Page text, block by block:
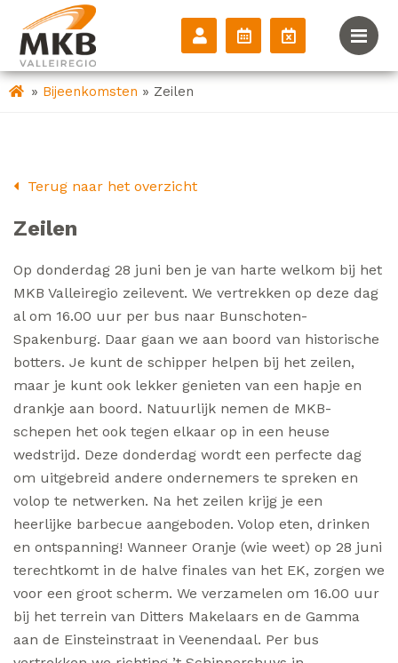
» Bijeenkomsten » Zeilen
Terug naar het overzicht
Zeilen
Op donderdag 28 juni ben je van harte welkom bij het
MKB Valleiregio zeilevent. We vertrekken op deze dag
al om 16.00 uur per bus naar Bunschoten-
Spakenburg. Daar gaan we aan boord van historische
botters. Je kunt de schipper helpen bij het zeilen,
maar je kunt ook lekker genieten van een hapje en
drankje aan boord. Natuurlijk nemen de MKB-
schepen het ook tegen elkaar op in een heuse
wedstrijd. Deze donderdag wordt een perfecte dag
om uitgebreid andere ondernemers te spreken en
volop te netwerken. Na het zeilen krijg je een
heerlijke barbecue aangeboden. Volop eten, drinken
en ontspanning! Wanneer Oranje (wie weet) op 28 juni
terechtkomt in de halve finales van het EK, zorgen we
voor een groot scherm. We verzamelen om 16.00 uur
bij het terrein van Ditters Makelaars en de Gamma
aan de Einsteinstraat in Veenendaal. Per bus